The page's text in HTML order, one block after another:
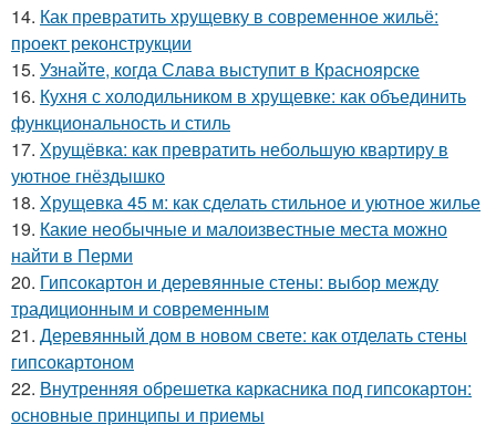
14. Как превратить хрущевку в современное жильё:
проект реконструкции
15. Узнайте, когда Слава выступит в Красноярске
16. Кухня с холодильником в хрущевке: как объединить
функциональность и стиль
17. Хрущёвка: как превратить небольшую квартиру в
уютное гнёздышко
18. Хрущевка 45 м: как сделать стильное и уютное жилье
19. Какие необычные и малоизвестные места можно
найти в Перми
20. Гипсокартон и деревянные стены: выбор между
традиционным и современным
21. Деревянный дом в новом свете: как отделать стены
гипсокартоном
22. Внутренняя обрешетка каркасника под гипсокартон:
основные принципы и приемы